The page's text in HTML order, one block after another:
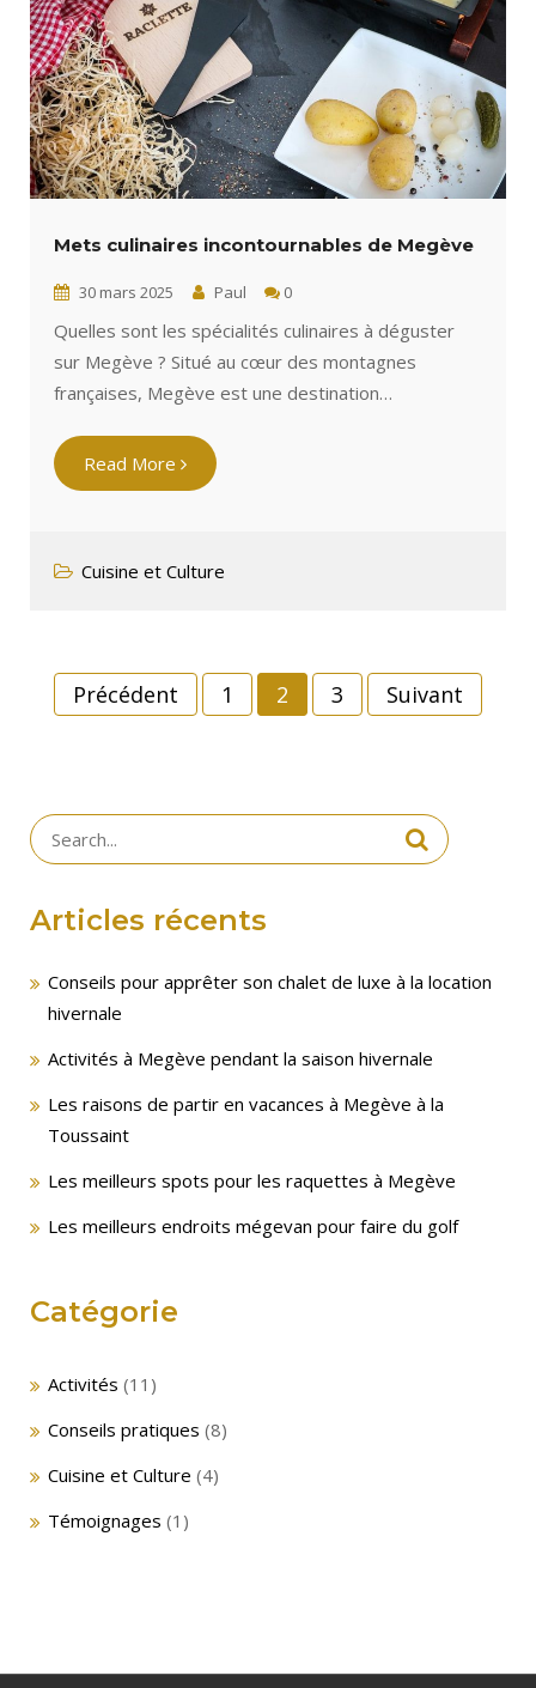
Mets culinaires incontournables de Megève
30 mars 2025 Paul 0
Quelles sont les spécialités culinaires à déguster
sur Megève ? Situé au cœur des montagnes
françaises, Megève est une destination…
Read More
Cuisine et Culture
Navigation
des
Précédent 1 2 3 Suivant
Search
for:
Articles récents
Conseils pour apprêter son chalet de luxe à la location
hivernale
Activités à Megève pendant la saison hivernale
Les raisons de partir en vacances à Megève à la
Toussaint
Les meilleurs spots pour les raquettes à Megève
Les meilleurs endroits mégevan pour faire du golf
Catégorie
Activités (11)
Conseils pratiques (8)
Cuisine et Culture (4)
Témoignages (1)